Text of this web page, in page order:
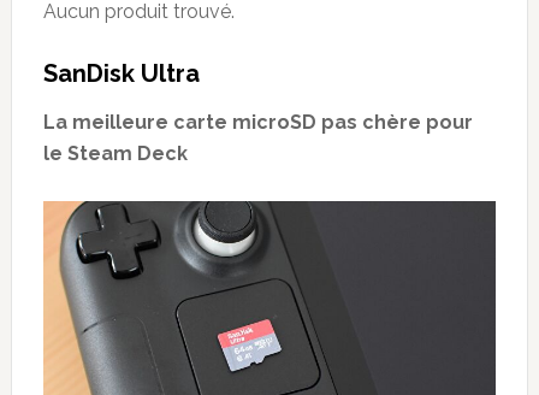
Aucun produit trouvé.
SanDisk Ultra
La meilleure carte microSD pas chère pour
le Steam Deck